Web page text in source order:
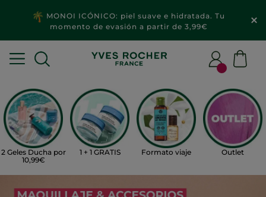
MONOI ICÓNICO: piel suave e hidratada. Tu
momento de evasión a partir de 3,99€
2 Geles Ducha por
10,99€
1 + 1 GRATIS Formato viaje Outlet